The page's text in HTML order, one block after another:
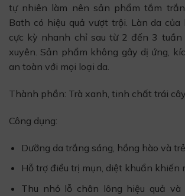
tự nhiên làm nên sản phẩm tắm
Bath có hiệu quả vượt trội. Làn da
cực kỳ nhanh chỉ sau từ 2 đến 3 tuần
xuyên. Sản phẩm không gây dị ứng,
an toàn với mọi loại da.
Thành phần: Trà xanh, tinh chất trái
Công dụng:
Dưỡng da trắng sáng, hồng hào và
Hỗ trợ điều trị mụn, diệt khuẩn khiến
Thu nhỏ lỗ chân lông hiệu quả